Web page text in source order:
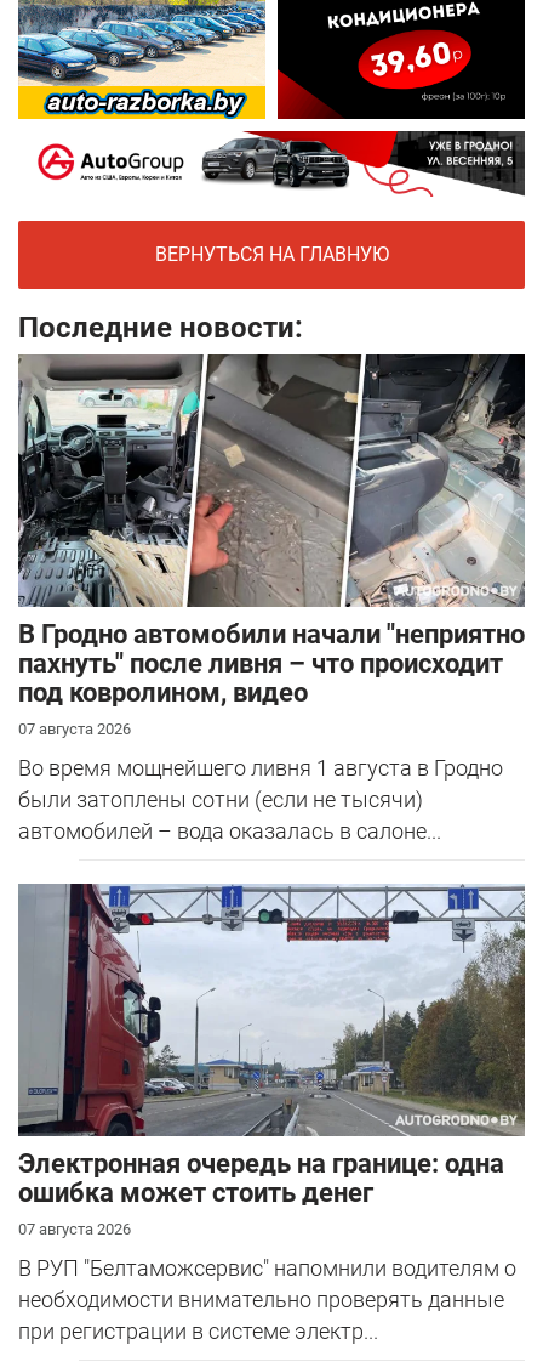
ВЕРНУТЬСЯ НА ГЛАВНУЮ
Последние новости:
В Гродно автомобили начали "неприятно
пахнуть" после ливня – что происходит
под ковролином, видео
07 августа 2026
Во время мощнейшего ливня 1 августа в Гродно
были затоплены сотни (если не тысячи)
автомобилей – вода оказалась в салоне...
Электронная очередь на границе: одна
ошибка может стоить денег
07 августа 2026
В РУП "Белтаможсервис" напомнили водителям о
необходимости внимательно проверять данные
при регистрации в системе электр...